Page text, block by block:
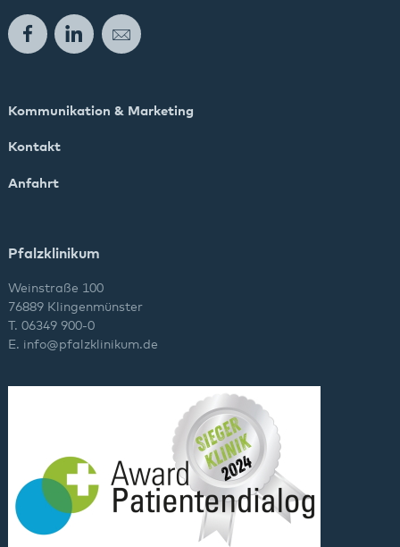
FacebookLinkedInE-Mail
Kommunikation & Marketing
Kontakt
Anfahrt
Pfalzklinikum
Weinstraße 100
76889 Klingenmünster
T. 06349 900-0
E. info@pfalzklinikum.de